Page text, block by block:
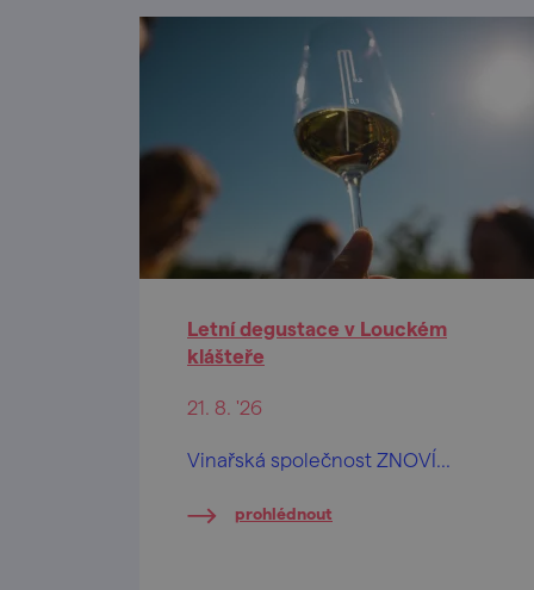
Letní degustace v Louckém
klášteře
21. 8. '26
Vinařská společnost ZNOVÍ...
prohlédnout